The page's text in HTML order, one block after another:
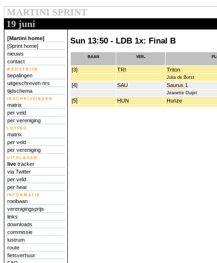
MARTINI SPRINT
19 juni
[Martini home]
[Sprint home]
nieuws
contact
wedstrijd
bepalingen
uitgeschreven nrs
tijdschema
inschrijvingen
matrix
per veld
per vereniging
loting
matrix
per veld
per vereniging
uitslagen
live tracker
via Twitter
per veld
per heat
informatie
roeibaan
verenigingsprijs
links
downloads
commissie
lustrum
route
fietsverhuur
Sun 13:50 - LDB 1x: Final B
baan ver.
[3] TRI Triton
Julia de Borst
[4] SAU Saurus 1
Jeanette Duijst
[5] HUN Hunze